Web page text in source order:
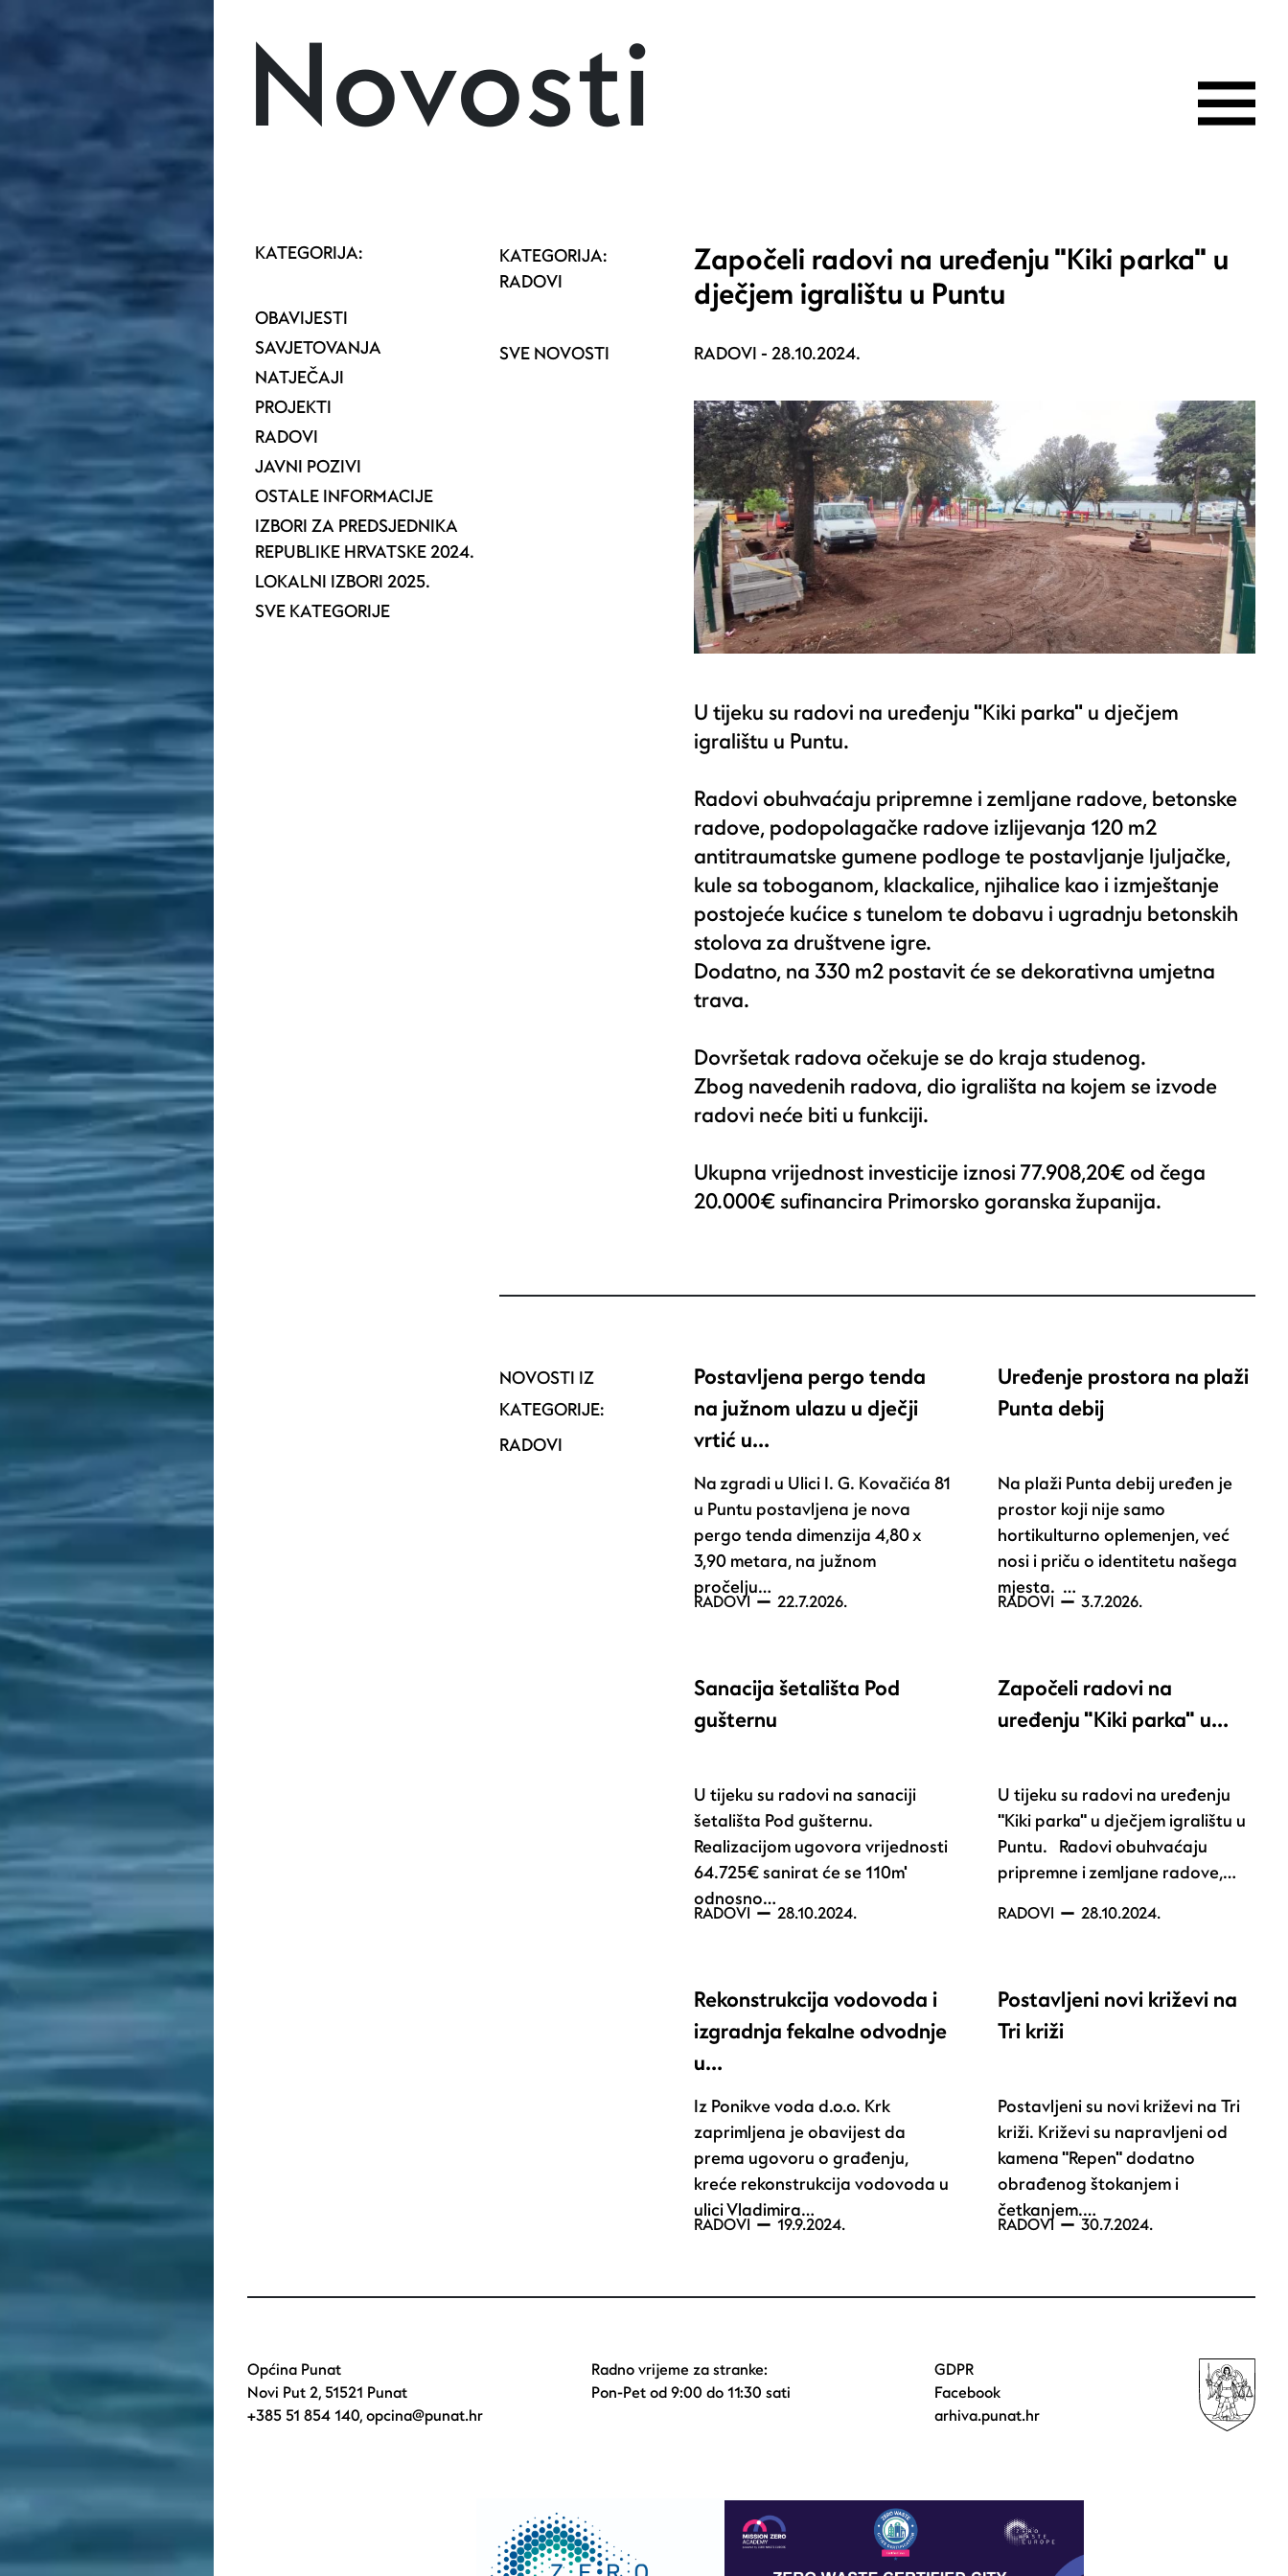
Novosti
KATEGORIJA:
OBAVIJESTI
SAVJETOVANJA
NATJEČAJI
PROJEKTI
RADOVI
JAVNI POZIVI
OSTALE INFORMACIJE
IZBORI ZA PREDSJEDNIKA
REPUBLIKE HRVATSKE 2024.
LOKALNI IZBORI 2025.
SVE KATEGORIJE
KATEGORIJA:
RADOVI
SVE NOVOSTI
Započeli radovi na uređenju "Kiki parka" u
dječjem igralištu u Puntu
RADOVI -28.10.2024.
U tijeku su radovi na uređenju "Kiki parka" u dječjem
igralištu u Puntu.
Radovi obuhvaćaju pripremne i zemljane radove, betonske
radove, podopolagačke radove izlijevanja 120 m2
antitraumatske gumene podloge te postavljanje ljuljačke,
kule sa toboganom, klackalice, njihalice kao i izmještanje
postojeće kućice s tunelom te dobavu i ugradnju betonskih
stolova za društvene igre.
Dodatno, na 330 m2 postavit će se dekorativna umjetna
trava.
Dovršetak radova očekuje se do kraja studenog.
Zbog navedenih radova, dio igrališta na kojem se izvode
radovi neće biti u funkciji.
Ukupna vrijednost investicije iznosi 77.908,20€ od čega
20.000€ sufinancira Primorsko goranska županija.
NOVOSTI IZ
KATEGORIJE:
RADOVI
Postavljena pergo tenda
na južnom ulazu u dječji
vrtić u…
Na zgradi u Ulici I. G. Kovačića 81
u Puntu postavljena je nova
pergo tenda dimenzija 4,80 x
3,90 metara, na južnom
pročelju…
RADOVI 22.7.2026.
Uređenje prostora na plaži
Punta debij
Na plaži Punta debij uređen je
prostor koji nije samo
hortikulturno oplemenjen, već
nosi i priču o identitetu našega
mjesta. …
RADOVI 3.7.2026.
Sanacija šetališta Pod
gušternu
U tijeku su radovi na sanaciji
šetališta Pod gušternu.
Realizacijom ugovora vrijednosti
64.725€ sanirat će se 110m'
odnosno…
RADOVI 28.10.2024.
Započeli radovi na
uređenju "Kiki parka" u…
U tijeku su radovi na uređenju
"Kiki parka" u dječjem igralištu u
Puntu. Radovi obuhvaćaju
pripremne i zemljane radove,…
RADOVI 28.10.2024.
Rekonstrukcija vodovoda i
izgradnja fekalne odvodnje
u…
Iz Ponikve voda d.o.o. Krk
zaprimljena je obavijest da
prema ugovoru o građenju,
kreće rekonstrukcija vodovoda u
ulici Vladimira…
RADOVI 19.9.2024.
Postavljeni novi križevi na
Tri križi
Postavljeni su novi križevi na Tri
križi. Križevi su napravljeni od
kamena "Repen" dodatno
obrađenog štokanjem i
četkanjem.…
RADOVI 30.7.2024.
Općina Punat
Novi Put 2, 51521 Punat
+385 51 854 140,opcina@punat.hr
Radno vrijeme za stranke:
Pon-Pet od 9:00 do 11:30 sati
GDPR
Facebook
arhiva.punat.hr